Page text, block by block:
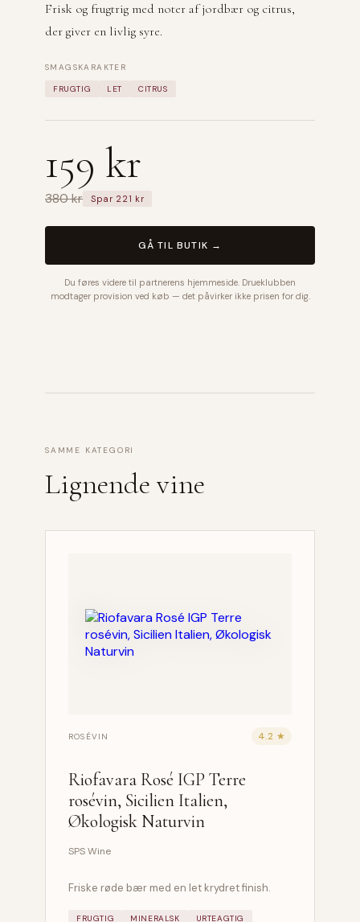
Frisk og frugtrig med noter af jordbær og citrus,
der giver en livlig syre.
SMAGSKARAKTER
FRUGTIG LET CITRUS
159 kr
380 kr Spar 221 kr
GÅ TIL BUTIK →
Du føres videre til partnerens hjemmeside. Drueklubben
modtager provision ved køb — det påvirker ikke prisen for dig.
SAMME KATEGORI
Lignende vine
ROSÉVIN 4.2 ★
Riofavara Rosé IGP Terre
rosévin, Sicilien Italien,
Økologisk Naturvin
SPS Wine
Friske røde bær med en let krydret finish.
FRUGTIG MINERALSK URTEAGTIG